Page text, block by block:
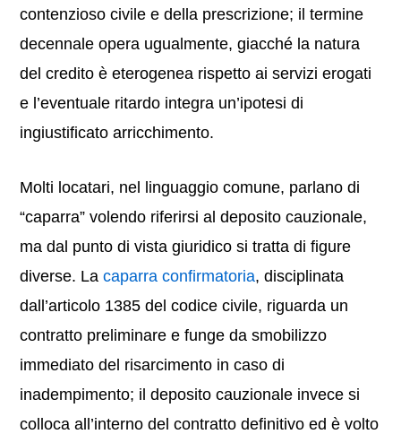
contenzioso civile e della prescrizione; il termine
decennale opera ugualmente, giacché la natura
del credito è eterogenea rispetto ai servizi erogati
e l’eventuale ritardo integra un’ipotesi di
ingiustificato arricchimento.
Molti locatari, nel linguaggio comune, parlano di
“caparra” volendo riferirsi al deposito cauzionale,
ma dal punto di vista giuridico si tratta di figure
diverse. Lacaparra confirmatoria, disciplinata
dall’articolo 1385 del codice civile, riguarda un
contratto preliminare e funge da smobilizzo
immediato del risarcimento in caso di
inadempimento; il deposito cauzionale invece si
colloca all’interno del contratto definitivo ed è volto